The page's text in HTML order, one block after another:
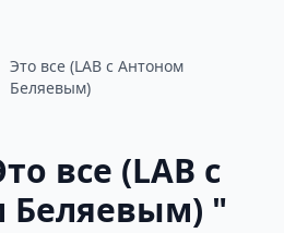
Это все (LAB с Антоном
Беляевым)
все (LAB с
Беляевым) "